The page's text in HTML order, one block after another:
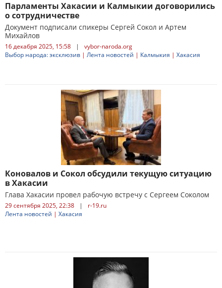
Парламенты Хакасии и Калмыкии договорились
о сотрудничестве
Документ подписали спикеры Сергей Сокол и Артем
Михайлов
16 декабря 2025, 15:58 |
vybor-naroda.org
Выбор народа: эксклюзив | Лента новостей | Калмыкия | Хакасия
Коновалов и Сокол обсудили текущую ситуацию
в Хакасии
Глава Хакасии провел рабочую встречу с Сергеем Соколом
29 сентября 2025, 22:38 |
r-19.ru
Лента новостей | Хакасия